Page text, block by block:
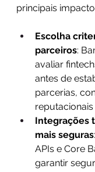
principais
Escolha
parceiros:
avaliar
antes de
parcerias,
Integrações
mais seguras
APIs e Core
garantir